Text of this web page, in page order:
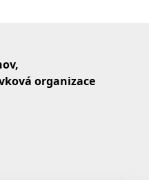
organizace